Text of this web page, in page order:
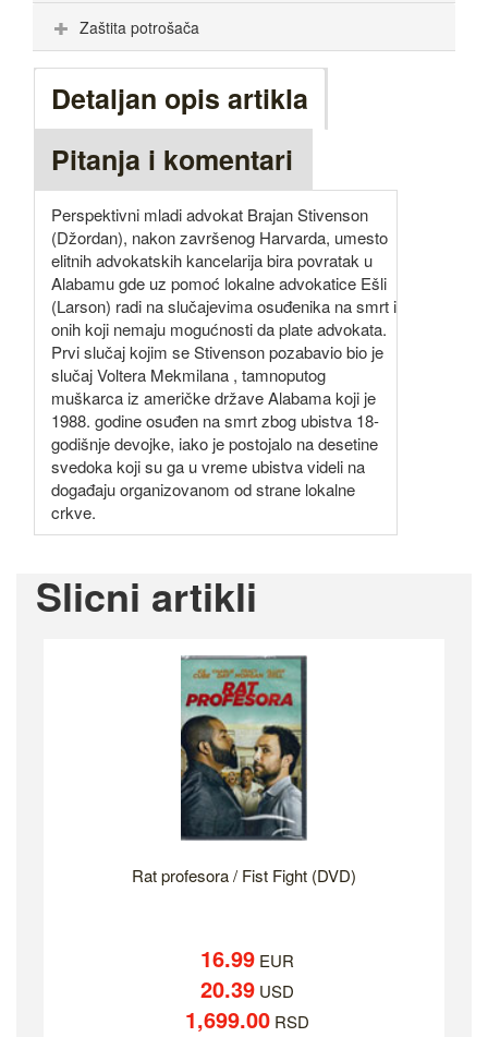
Zaštita potrošača
Detaljan opis artikla
Pitanja i komentari
Perspektivni mladi advokat Brajan Stivenson
(Džordan), nakon završenog Harvarda, umesto
elitnih advokatskih kancelarija bira povratak u
Alabamu gde uz pomoć lokalne advokatice Ešli
(Larson) radi na slučajevima osuđenika na smrt i
onih koji nemaju mogućnosti da plate advokata.
Prvi slučaj kojim se Stivenson pozabavio bio je
slučaj Voltera Mekmilana , tamnoputog
muškarca iz američke države Alabama koji je
1988. godine osuđen na smrt zbog ubistva 18-
godišnje devojke, iako je postojalo na desetine
svedoka koji su ga u vreme ubistva videli na
događaju organizovanom od strane lokalne
crkve.
Slicni artikli
Rat profesora / Fist Fight (DVD)
16.99EUR
20.39USD
1,699.00RSD